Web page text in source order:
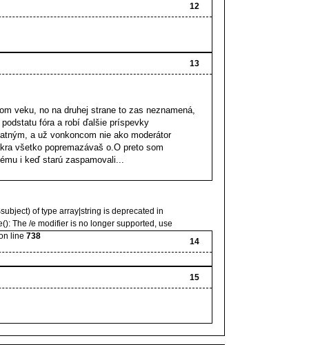
12
13
veku, no na druhej strane to zas neznamená,
fóra a robí ďalšie príspevky
a už vonkoncom nie ako moderátor
všetko popremazávaš o.O preto som
i keď starú zaspamovali...
of type array|string is deprecated in
The /e modifier is no longer supported, use
line 738
14
15